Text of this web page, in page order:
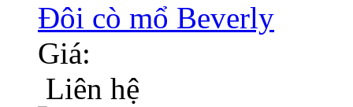
Đôi cò mổ Beverly
Giá:
Liên hệ